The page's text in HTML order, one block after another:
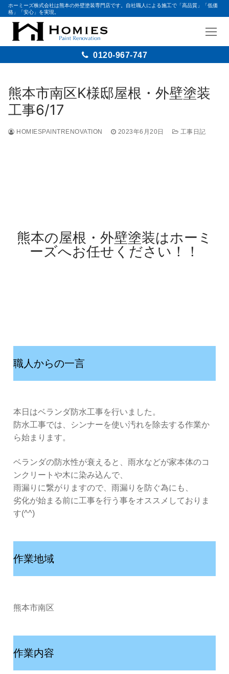
ホーミーズ株式会社は熊本の外壁塗装専門店です。自社職人による施工で「高品質」「低価
格」「安心」を実現。
0120-967-747
熊本市南区K様邸屋根・外壁塗装
工事6/17
HOMIESPAINTRENOVATION 2023年6月20日 工事日記
熊本の屋根・外壁塗装はホーミ
ーズへお任せください！！
職人からの一言
本日はベランダ防水工事を行いました。
防水工事では、シンナーを使い汚れを除去する作業か
ら始まります。
ベランダの防水性が衰えると、雨水などが家本体のコ
ンクリートや木に染み込んで、
雨漏りに繋がりますので、雨漏りを防ぐ為にも、
劣化が始まる前に工事を行う事をオススメしておりま
す(^^)
作業地域
熊本市南区
作業内容